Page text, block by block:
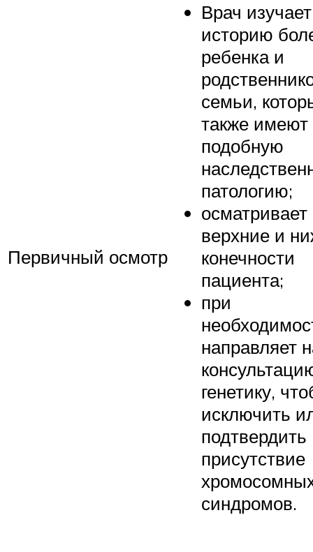
Первичный осмотр
Врач изучает
историю
ребенка и
семьи,
также имеют
подобную
патологию;
осматривает
верхние и
конечности
пациента;
при
направляет
генетику,
исключить
подтвердить
присутствие
синдромов.